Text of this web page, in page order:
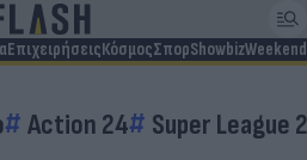
ΕπιχειρήσειςΚόσμοςΣπορShowbizWeekend
Action 24 Super League 2